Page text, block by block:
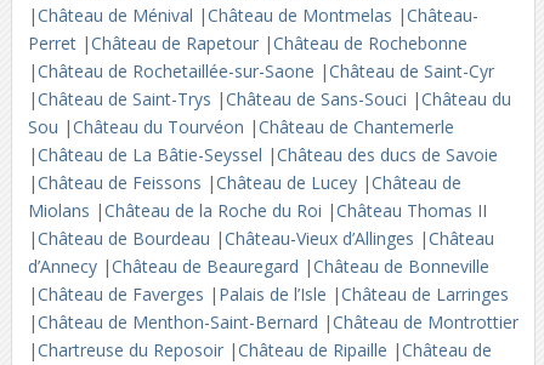
|Château de Ménival |Château de Montmelas |Château-
Perret |Château de Rapetour |Château de Rochebonne
|Château de Rochetaillée-sur-Saone |Château de Saint-Cyr
|Château de Saint-Trys |Château de Sans-Souci |Château du
Sou |Château du Tourvéon |Château de Chantemerle
|Château de La Bâtie-Seyssel |Château des ducs de Savoie
|Château de Feissons |Château de Lucey |Château de
Miolans |Château de la Roche du Roi |Château Thomas II
|Château de Bourdeau |Château-Vieux d’Allinges |Château
d’Annecy |Château de Beauregard |Château de Bonneville
|Château de Faverges | Palais de l’Isle |Château de Larringes
|Château de Menthon-Saint-Bernard |Château de Montrottier
|Chartreuse du Reposoir |Château de Ripaille |Château de